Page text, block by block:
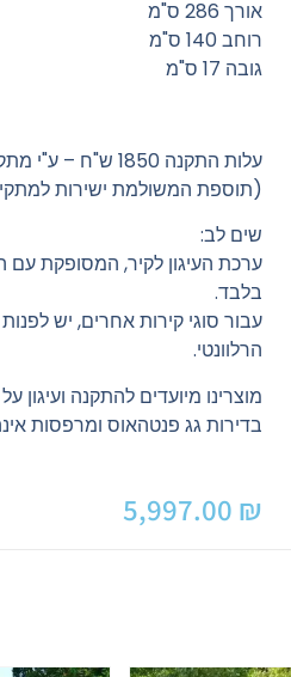
אורך 286 ס"מ
רוחב 140 ס"מ
גובה 17 ס"מ
עלות התקנה 1850 ש"ח – ע"י מתקין מקצועי
(תוספת המשולמת ישירות
שים לב:
ערכת העיגון לקיר, המסופקת עם
בלבד.
עבור סוגי קירות אחרים, יש
הרלוונטי.
מוצרינו מיועדים להתקנה
בדירות גג פנטהאוס ומרפסות
5,997.00 ₪